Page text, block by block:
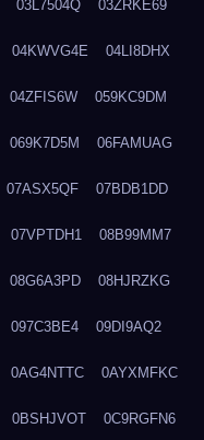
03L7504Q 03ZRKE69
04KWVG4E 04LI8DHX
04ZFIS6W 059KC9DM
069K7D5M 06FAMUAG
07ASX5QF 07BDB1DD
07VPTDH1 08B99MM7
08G6A3PD 08HJRZKG
097C3BE4 09DI9AQ2
0AG4NTTC 0AYXMFKC
0BSHJVOT 0C9RGFN6